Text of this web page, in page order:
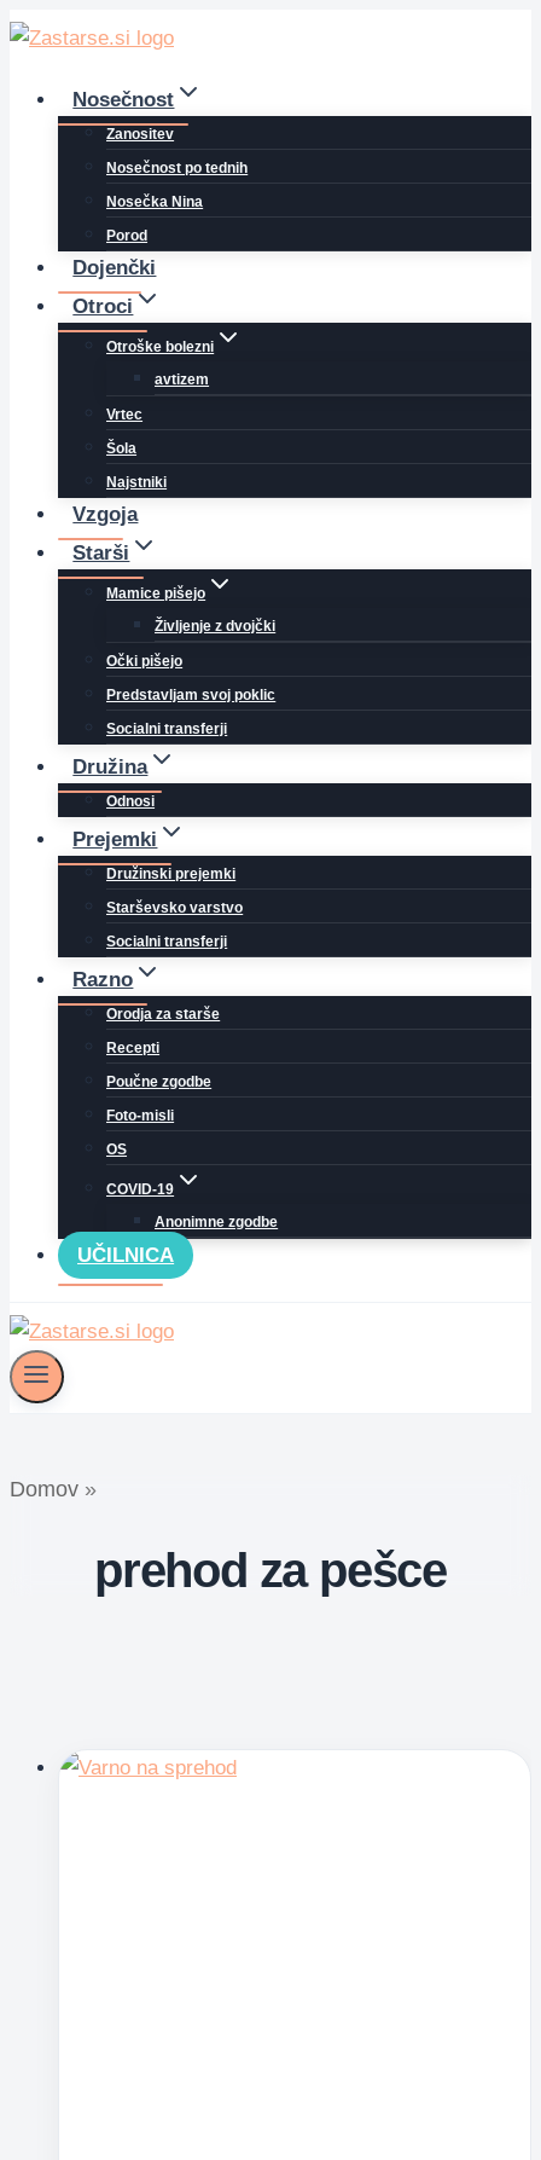
Skip
contentNosečnost
Zanositev
Nosečnost po tednih
Nosečka Nina
Porod
Dojenčki
Otroci
Otroške bolezni
avtizem
Vrtec
Šola
Najstniki
Vzgoja
Starši
Mamice pišejo
Življenje z dvojčki
Očki pišejo
Predstavljam svoj poklic
Socialni transferji
Družina
Odnosi
Prejemki
Družinski prejemki
Starševsko varstvo
Socialni transferji
Razno
Orodja za starše
Recepti
Poučne zgodbe
Foto-misli
OS
COVID-19
Anonimne zgodbe
UČILNICA
Domov »
prehod za pešce